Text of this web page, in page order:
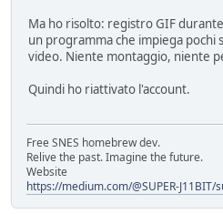
Ma ho risolto: registro GIF
un programma che impiega pochi
video. Niente montaggio, niente
Quindi ho riattivato l'account.
Free SNES homebrew dev.
Relive the past. Imagine the future.
Website
https://medium.com/@SUPER-